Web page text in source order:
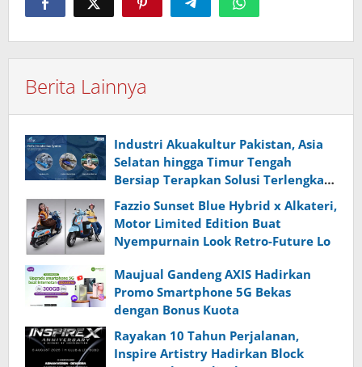
Berita Lainnya
Industri Akuakultur Pakistan, Asia
Selatan hingga Timur Tengah
Bersiap Terapkan Solusi Terlengkap
dari Indonesia
Fazzio Sunset Blue Hybrid x Alkateri,
Motor Limited Edition Buat
Nyempurnain Look Retro-Future Lo
Maujual Gandeng AXIS Hadirkan
Promo Smartphone 5G Bekas
dengan Bonus Kuota
Rayakan 10 Tahun Perjalanan,
Inspire Artistry Hadirkan Block